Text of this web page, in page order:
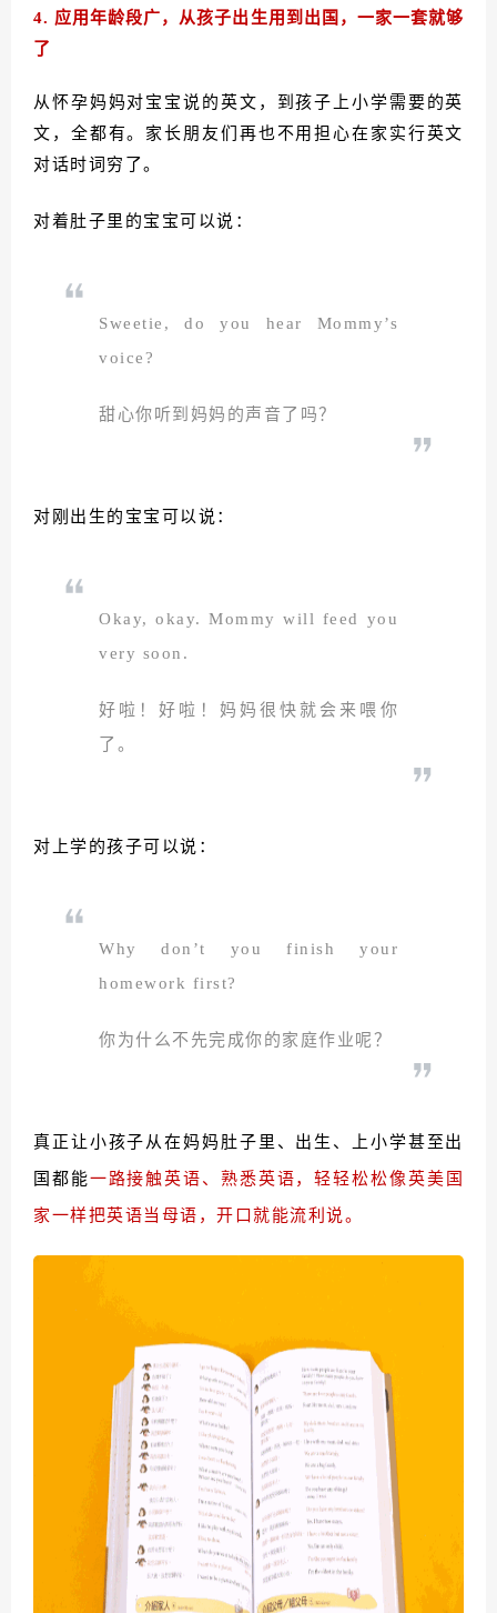
4. 应用年龄段广，从孩子出生用到出国，一家一套就够
了
从怀孕妈妈对宝宝说的英文，到孩子上小学需要的英
文，全都有。家长朋友们再也不用担心在家实行英文
对话时词穷了。
对着肚子里的宝宝可以说：
Sweetie, do you hear Mommy’s
voice?
甜心你听到妈妈的声音了吗？
对刚出生的宝宝可以说：
Okay, okay. Mommy will feed you
very soon.
好啦！好啦！妈妈很快就会来喂你
了。
对上学的孩子可以说：
Why don’t you finish your
homework first?
你为什么不先完成你的家庭作业呢？
真正让小孩子从在妈妈肚子里、出生、上小学甚至出
国都能一路接触英语、熟悉英语，轻轻松松像英美国
家一样把英语当母语，开口就能流利说。